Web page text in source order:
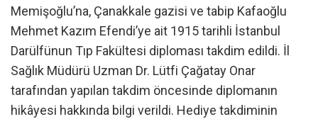
Memişoğlu’na, Çanakkale gazisi ve tabip Kafaoğlu
Mehmet Kazım Efendi’ye ait 1915 tarihli İstanbul
Darülfünun Tıp Fakültesi diploması takdim edildi. İl
Sağlık Müdürü Uzman Dr. Lütfi Çağatay Onar
tarafından yapılan takdim öncesinde diplomanın
hikâyesi hakkında bilgi verildi. Hediye takdiminin